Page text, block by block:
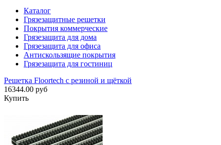
Каталог
Грязезащитные решетки
Покрытия коммерческие
Грязезащита для дома
Грязезащита для офиса
Антискользящие покрытия
Грязезащита для гостиниц
Решетка Floortech с резиной и щёткой
16344.00 руб
Купить